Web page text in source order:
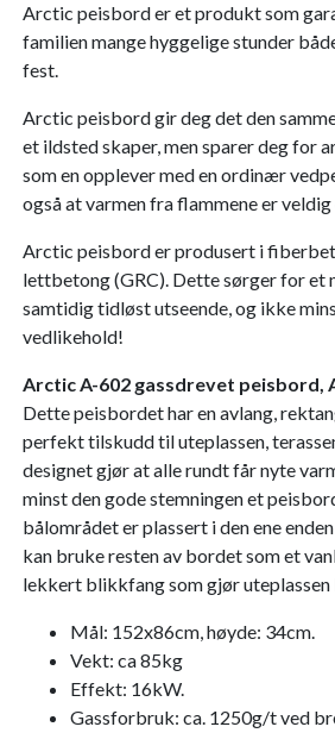
Arctic peisbord er et produkt som
familien mange hyggelige stunder
fest.
Arctic peisbord gir deg det den
et ildsted skaper, men sparer deg for
som en opplever med en ordinær
også at varmen fra flammene er
Arctic peisbord er produsert i
lettbetong (GRC). Dette sørger for et
samtidig tidløst utseende, og ikke
vedlikehold!
Arctic A-602 gassdrevet peisbord,
Dette peisbordet har en avlang,
perfekt tilskudd til uteplassen,
designet gjør at alle rundt får nyte
minst den gode stemningen et
bålområdet er plassert i den ene
kan bruke resten av bordet som et
lekkert blikkfang som gjør
Mål: 152x86cm, høyde: 34cm.
Vekt: ca 85kg
Effekt: 16kW.
Gassforbruk: ca. 1250g/t ved